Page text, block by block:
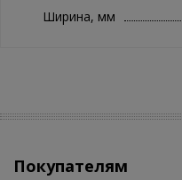
Ширина, мм
Покупателям